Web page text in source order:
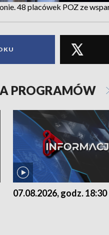
48 placówek POZ ze
PROGRAMÓW
07.08.2026, godz. 18:30